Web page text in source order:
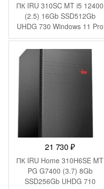
ПК IRU 310SC MT i5 12400
(2.5) 16Gb SSD512Gb
UHDG 730 Windows 11 Pro
GbitEth 200W черный
(1969065)
21 730₽
ПК IRU Home 310H6SE MT
PG G7400 (3.7) 8Gb
SSD256Gb UHDG 710